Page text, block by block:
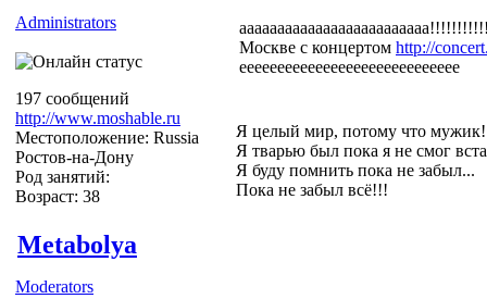
Administrators
197 сообщений
http://www.moshable.ru
Местоположение: Russia
Ростов-на-Дону
Род занятий:
Возраст: 38
Москве с концертом http://
еееееееееееееееееееееееееееее
Я целый мир, потому что мужик!
Я тварью был пока я не смог
Я буду помнить пока не забыл...
Пока не забыл всё!!!
Metabolya
Moderators